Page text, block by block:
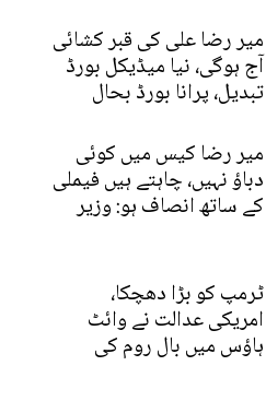
میر رضا علی کی قبر کشائی
آج ہوگی، نیا میڈیکل بورڈ
تبدیل، پرانا بورڈ بحال
میر رضا کیس میں کوئی
دباؤ نہیں، چاہتے ہیں فیملی
کے ساتھ انصاف ہو: وزیر
ٹرمپ کو بڑا دھچکا،
امریکی عدالت نے وائٹ
ہاؤس میں بال روم کی